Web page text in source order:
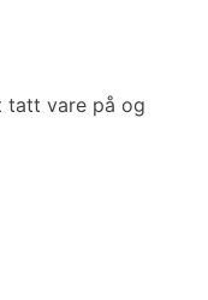
tatt vare på og